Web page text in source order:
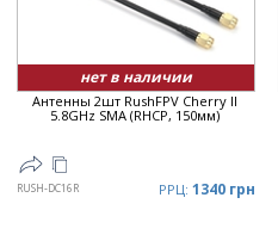
нет в наличии
Антенны 2шт RushFPV Cherry II
5.8GHz SMA (RHCP, 150мм)
RUSH-DC16R РРЦ: 1340 грн